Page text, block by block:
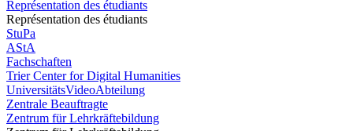
Représentation des étudiants
Représentation des étudiants
StuPa
AStA
Fachschaften
Trier Center for Digital Humanities
UniversitätsVideoAbteilung
Zentrale Beauftragte
Zentrum für Lehrkräftebildung